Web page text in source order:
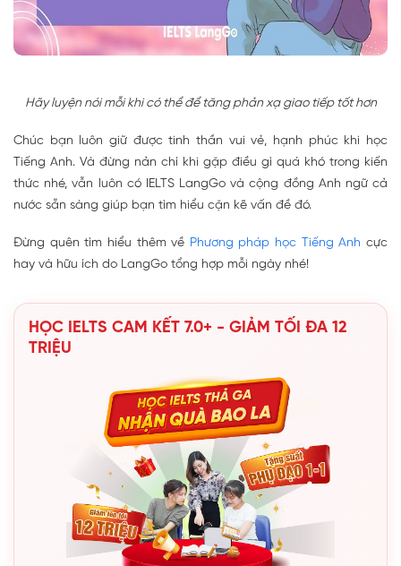
Hãy luyện nói mỗi khi có thể để tăng phản xạ giao tiếp tốt hơn
Chúc bạn luôn giữ được tinh thần vui vẻ, hạnh phúc khi học
Tiếng Anh. Và đừng nản chí khi gặp điều gì quá khó trong kiến
thức nhé, vẫn luôn có IELTS LangGo và cộng đồng Anh ngữ cả
nước sẵn sàng giúp bạn tìm hiểu cặn kẽ vấn đề đó.
Đừng quên tìm hiểu thêm về Phương pháp học Tiếng Anh cực
hay và hữu ích do LangGo tổng hợp mỗi ngày nhé!
HỌC IELTS CAM KẾT 7.0+ - GIẢM TỐI ĐA 12
TRIỆU